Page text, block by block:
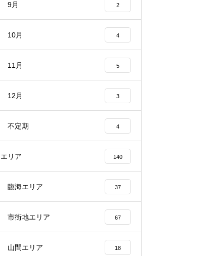
9月 2
10月 4
11月 5
12月 3
不定期 4
エリア 140
臨海エリア 37
市街地エリア 67
山間エリア 18